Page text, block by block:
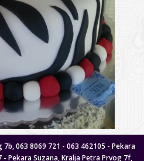
063 8069 721 - 063 462105 - Pekara
- Pekara Suzana, Kralja Petra Prvog 7f,